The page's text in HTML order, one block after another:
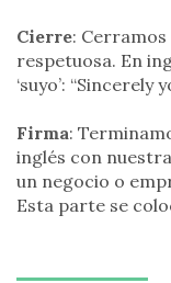
Cierre:
respetuosa. En
‘suyo’: “Sincerely
Firma:
inglés con
un negocio o
Esta parte se